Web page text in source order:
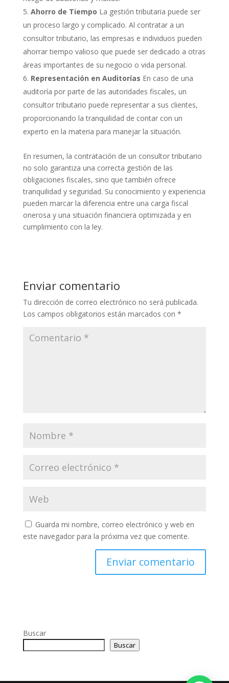
Ahorro de Tiempo La gestión tributaria puede ser
un proceso largo y complicado. Al contratar a un
consultor tributario, las empresas e individuos pueden
ahorrar tiempo valioso que puede ser dedicado a otras
áreas importantes de su negocio o vida personal.
Representación en Auditorías En caso de una
auditoría por parte de las autoridades fiscales, un
consultor tributario puede representar a sus clientes,
proporcionando la tranquilidad de contar con un
experto en la materia para manejar la situación.
En resumen, la contratación de un consultor tributario
no solo garantiza una correcta gestión de las
obligaciones fiscales, sino que también ofrece
tranquilidad y seguridad. Su conocimiento y experiencia
pueden marcar la diferencia entre una carga fiscal
onerosa y una situación financiera optimizada y en
cumplimiento con la ley.
Enviar comentario
Tu dirección de correo electrónico no será publicada.
Los campos obligatorios están marcados con *
Guarda mi nombre, correo electrónico y web en
este navegador para la próxima vez que comente.
Buscar
Buscar